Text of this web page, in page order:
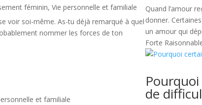
féminin,Vie personnelle et familiale
voir soi-même. As-tu déjà remarqué à quel
nommer les forces de ton
et familiale
Quand l’amour
donner.
un amour qui
Forte
de